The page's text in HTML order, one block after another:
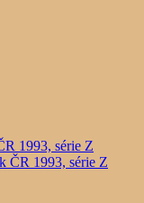
1993, série Z